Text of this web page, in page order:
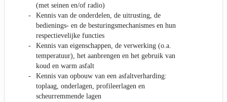
(met seinen en/of radio)
Kennis van de onderdelen, de uitrusting, de
bedienings- en de besturingsmechanismes en hun
respectievelijke functies
Kennis van eigenschappen, de verwerking (o.a.
temperatuur), het aanbrengen en het gebruik van
koud en warm asfalt
Kennis van opbouw van een asfaltverharding:
toplaag, onderlagen, profileerlagen en
scheurremmende lagen